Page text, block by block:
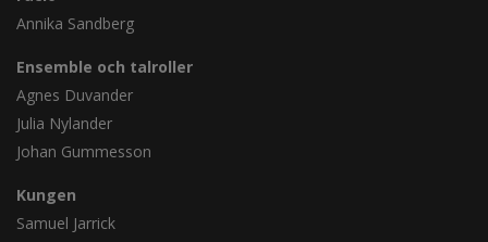
Annika Sandberg
Ensemble och talroller
Agnes Duvander
Julia Nylander
Johan Gummesson
Kungen
Samuel Jarrick